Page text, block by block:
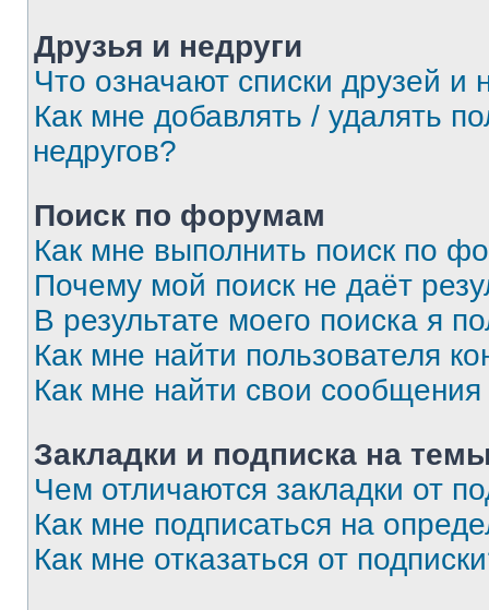
Друзья и недруги
Что означают списки друзей и
Как мне добавлять / удалять
недругов?
Поиск по форумам
Как мне выполнить поиск по
Почему мой поиск не даёт
В результате моего поиска я
Как мне найти пользователя
Как мне найти свои
Закладки и подписка на
Чем отличаются закладки от
Как мне подписаться на
Как мне отказаться от